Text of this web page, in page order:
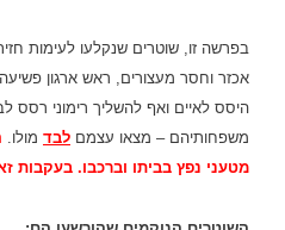
בפרשה זו, שוטרים שנקלעו לעימות
אכזר וחסר מעצורים, ראש ארגון
היסס לאיים ואף להשליך רימוני רסס
משפחותיהם – מצאו עצמם לבד מולו.
מטעני נפץ בביתו וברכבו. בעקבות